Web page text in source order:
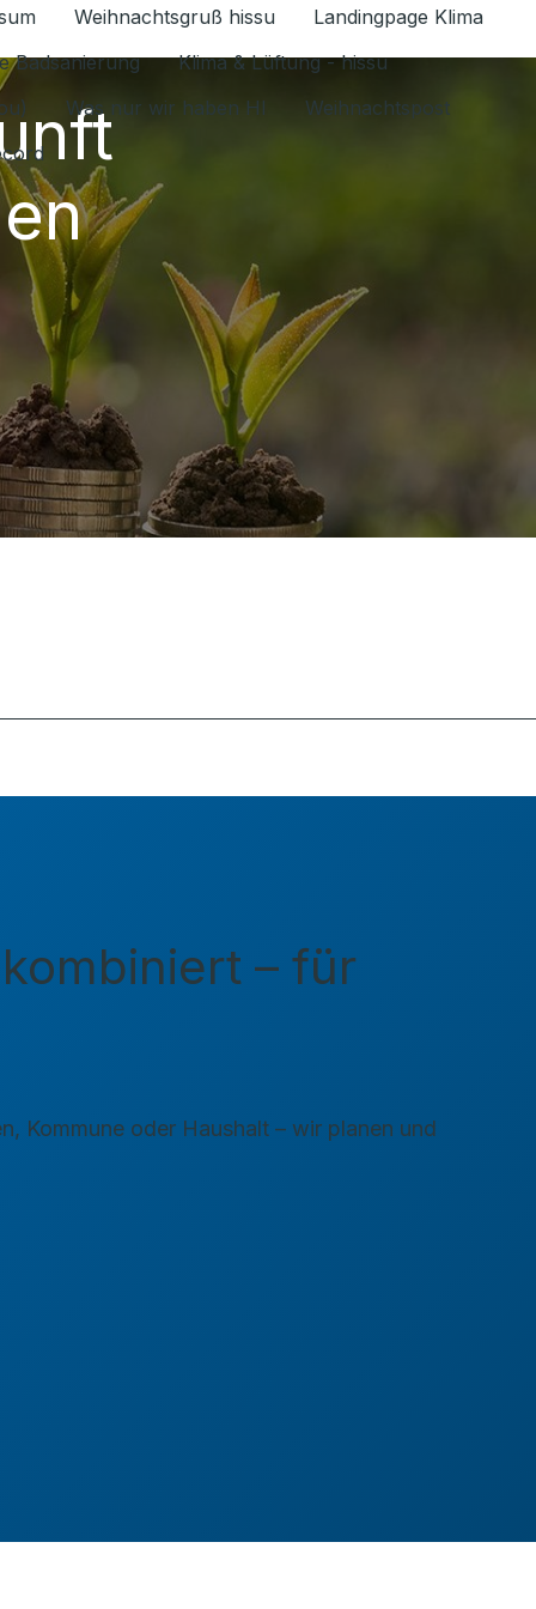
Datenschutz 1.6.2026 umschalten
Weihnachtsgruß hissu
Landingpage Klima
Badsanierung
Klima & Lüftung - hissu
Was nur wir haben HI
Weihnachtspost
– für
Kommune oder Haushalt – wir planen und